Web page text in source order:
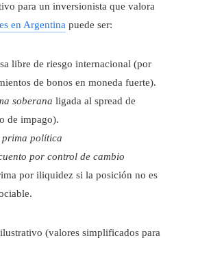
para un inversionista que valora
en Argentina puede ser:
libre de riesgo internacional (por
de bonos en moneda fuerte).
soberana ligada al spread de
de impago).
prima política
por control de cambio
por iliquidez si la posición no es
(valores simplificados para